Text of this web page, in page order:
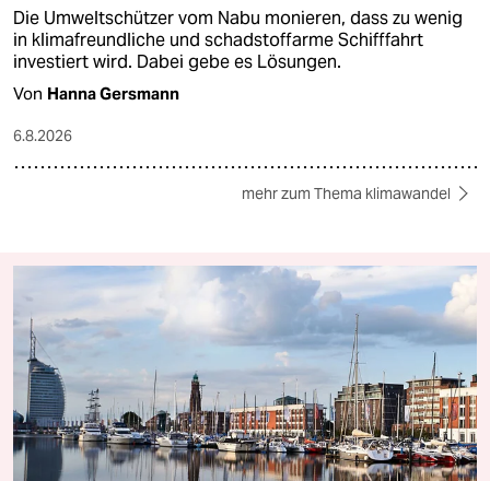
Die Umweltschützer vom Nabu monieren, dass zu wenig
in klimafreundliche und schadstoffarme Schifffahrt
investiert wird. Dabei gebe es Lösungen.
Von Hanna Gersmann
6.8.2026
mehr zum Thema klimawandel